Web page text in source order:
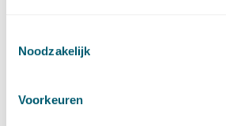
Noodzakelijk
Voorkeuren
knelpunten voordoen ten aanzien van
netcapaciteit; SDE en maatschappelijke
natuur en zon op daken. Naar
onafhankelijke werkgroepen opgericht